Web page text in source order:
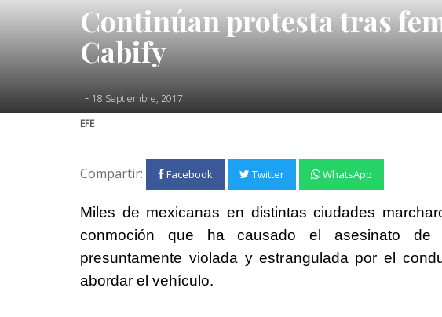
Continúan protesta tras
Cabify
- 18 Septiembre, 2017
EFE
Compartir: Facebook Twitter WhatsApp
Miles de mexicanas en distintas ciudades
conmoción que ha causado el asesinato de
presuntamente violada y estrangulada por el
abordar el vehículo.